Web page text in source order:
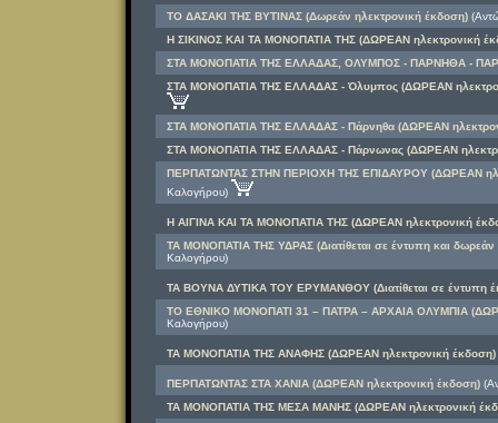
ΤΟ ΔΑΣΑΚΙ ΤΗΣ ΒΥΤΙΝΑΣ (Δωρεάν ηλεκτρονική έκδοση)
Η ΣΙΚΙΝΟΣ ΚΑΙ ΤΑ ΜΟΝΟΠΑΤΙΑ ΤΗΣ (ΔΩΡΕΑΝ ηλεκτρονική
ΣΤΑ ΜΟΝΟΠΑΤΙΑ ΤΗΣ ΕΛΛΑΔΑΣ, ΟΛΥΜΠΟΣ - ΠΑΡΝΗΘΑ -
ΣΤΑ ΜΟΝΟΠΑΤΙΑ ΤΗΣ ΕΛΛΑΔΑΣ - Όλυμπος (ΔΩΡΕΑΝ
ΣΤΑ ΜΟΝΟΠΑΤΙΑ ΤΗΣ ΕΛΛΑΔΑΣ - Πάρνηθα (ΔΩΡΕΑΝ
ΣΤΑ ΜΟΝΟΠΑΤΙΑ ΤΗΣ ΕΛΛΑΔΑΣ - Πάρνωνας (ΔΩΡΕΑΝ
ΠΕΡΠΑΤΩΝΤΑΣ ΣΤΗΝ ΠΕΡΙΟΧΗ ΤΗΣ ΕΠΙΔΑΥΡΟΥ (ΔΩΡΕΑΝ
Καλογήρου)
Η ΑΙΓΙΝΑ ΚΑΙ ΤΑ ΜΟΝΟΠΑΤΙΑ ΤΗΣ (ΔΩΡΕΑΝ ηλεκτρονική
ΤΑ ΜΟΝΟΠΑΤΙΑ ΤΗΣ ΥΔΡΑΣ (Διατίθεται σε έντυπη και δωρεάν
Καλογήρου)
ΤΑ ΒΟΥΝΑ ΔΥΤΙΚΑ ΤΟΥ ΕΡΥΜΑΝΘΟΥ (Διατίθεται σε έντυπη
ΤΟ ΕΘΝΙΚΟ ΜΟΝΟΠΑΤΙ 31 – ΠΑΤΡΑ – ΑΡΧΑΙΑ ΟΛΥΜΠΙΑ
Καλογήρου)
ΤΑ ΜΟΝΟΠΑΤΙΑ ΤΗΣ ΑΝΑΦΗΣ (ΔΩΡΕΑΝ ηλεκτρονική έκδοση)
ΠΕΡΠΑΤΩΝΤΑΣ ΣΤΑ ΧΑΝΙΑ (ΔΩΡΕΑΝ ηλεκτρονική έκδοση)
ΤΑ ΜΟΝΟΠΑΤΙΑ ΤΗΣ ΜΕΣΑ ΜΑΝΗΣ (ΔΩΡΕΑΝ ηλεκτρονική